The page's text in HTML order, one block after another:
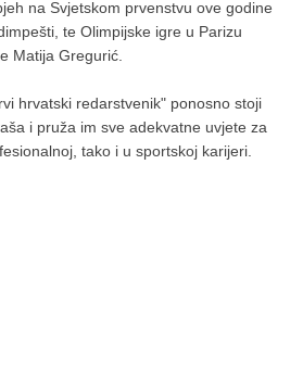
na Svjetskom prvenstvu ove godine
te Olimpijske igre u Parizu
Matija Gregurić.
hrvatski redarstvenik" ponosno stoji
i pruža im sve adekvatne uvjete za
tako i u sportskoj karijeri.